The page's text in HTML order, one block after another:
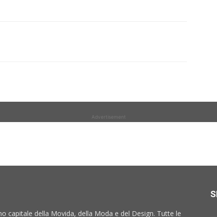
Advertisement
capitale della Movida, della Moda e del Design. Tutte le